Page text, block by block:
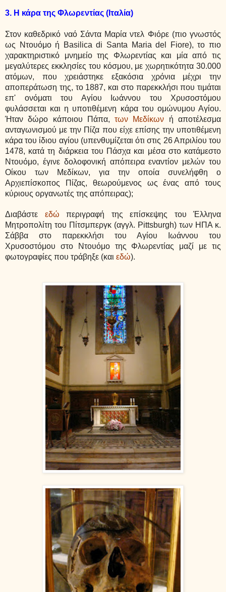
3. Η κάρα της Φλωρεντίας (Ιταλία)
Στον καθεδρικό ναό Σάντα Μαρία ντελ Φιόρε (πιο γνωστός
ως Ντουόμο ή Basilica di Santa Maria del Fiore), το πιο
χαρακτηριστικό μνημείο της Φλωρεντίας και μία από τις
μεγαλύτερες εκκλησίες του κόσμου, με χωρητικότητα 30.000
ατόμων, που χρειάστηκε εξακόσια χρόνια μέχρι την
αποπεράτωση της, το 1887, και στο παρεκκλήσι που τιμάται
επ' ονόματι του Αγίου Ιωάννου του Χρυσοστόμου
φυλάσσεται και η υποτιθέμενη κάρα του ομώνυμου Αγίου.
Ήταν δώρο κάποιου Πάπα,των Μεδίκων ή αποτέλεσμα
ανταγωνισμού με την Πίζα που είχε επίσης την υποτιθέμενη
κάρα του ίδιου αγίου (υπενθυμίζεται ότι στις 26 Απριλίου του
1478, κατά τη διάρκεια του Πάσχα και μέσα στο κατάμεστο
Ντουόμο, έγινε δολοφονική απόπειρα εναντίον μελών του
Οίκου των Μεδίκων, για την οποία συνελήφθη ο
Αρχιεπίσκοπος Πίζας, θεωρούμενος ως ένας από τους
κύριους οργανωτές της απόπειρας);
Διαβάστε εδώ περιγραφή της επίσκεψης του Έλληνα
Μητροπολίτη του Πίτσμπεργκ (αγγλ. Pittsburgh) των ΗΠΑ κ.
Σάββα στο παρεκκλήσι του Αγίου Ιωάννου του
Χρυσοστόμου στο Ντουόμο της Φλωρεντίας μαζί με τις
φωτογραφίες που τράβηξε (και εδώ).